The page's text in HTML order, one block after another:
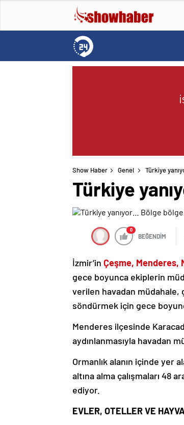
Show Haber Genel Türkiye
Türkiye
0
BEĞENDİM
İzmir’in Çeşme, Menderes,
gece boyunca ekiplerin
verilen havadan müdahale,
söndürmek için gece
Menderes ilçesinde
aydınlanmasıyla havadan
Ormanlık alanın içinde yer
altına alma çalışmaları 48
ediyor.
EVLER, OTELLER VE